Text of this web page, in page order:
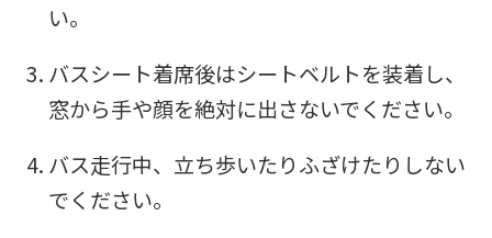
い。
バスシート着席後はシートベルトを装着し、
窓から手や顔を絶対に出さないでください。
バス走行中、立ち歩いたりふざけたりしない
でください。
However,
if
you